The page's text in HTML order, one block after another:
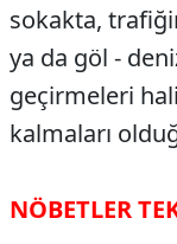
sokakta,
ya da göl -
geçirmeleri
kalmaları
NÖBETLER